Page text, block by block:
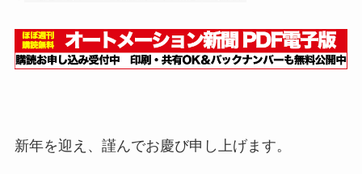
新年を迎え、謹んでお慶び申し上げます。